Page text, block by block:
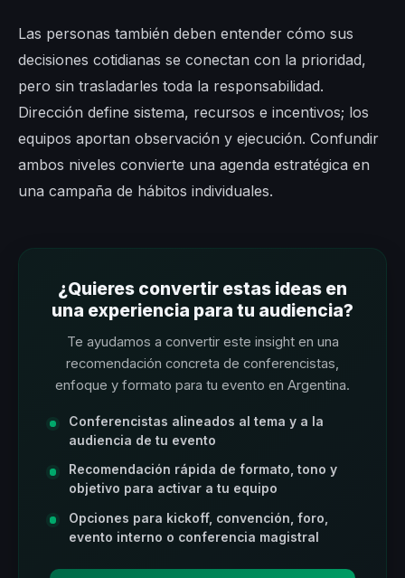
Las personas también deben entender cómo sus
decisiones cotidianas se conectan con la prioridad,
pero sin trasladarles toda la responsabilidad.
Dirección define sistema, recursos e incentivos; los
equipos aportan observación y ejecución. Confundir
ambos niveles convierte una agenda estratégica en
una campaña de hábitos individuales.
¿Quieres convertir estas ideas en
una experiencia para tu audiencia?
Te ayudamos a convertir este insight en una
recomendación concreta de conferencistas,
enfoque y formato para tu evento en Argentina.
Conferencistas alineados al tema y a la
audiencia de tu evento
Recomendación rápida de formato, tono y
objetivo para activar a tu equipo
Opciones para kickoff, convención, foro,
evento interno o conferencia magistral